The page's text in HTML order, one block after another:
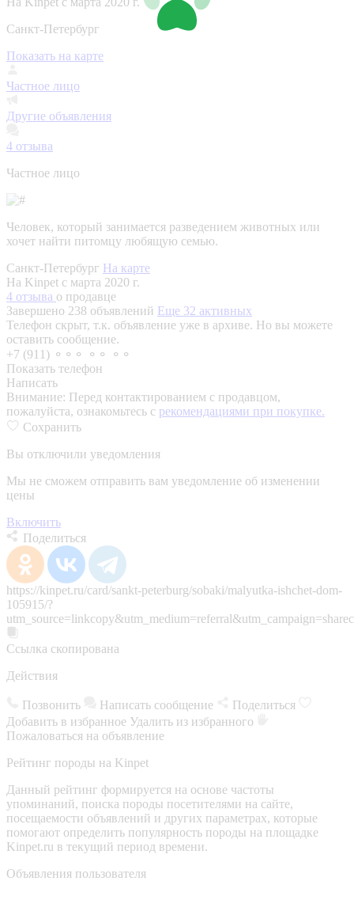
Санкт-Петербург
Показать на карте
Частное лицо
Другие объявления
4 отзыва
Частное лицо
Человек, который занимается разведением животных или
хочет найти питомцу любящую семью.
Санкт-Петербург На карте
На Kinpet c марта 2020 г.
4 отзыва о продавце
Завершено 238 объявлений Еще 32 активных
Телефон скрыт, т.к. объявление уже в архиве. Но вы можете
оставить сообщение.
+7 (911) ⚬⚬⚬ ⚬⚬ ⚬⚬
Показать телефон
Написать
Внимание: Перед контактированием с продавцом,
пожалуйста, ознакомьтесь с рекомендациями при покупке.
Сохранить
Вы отключили уведомления
Мы не сможем отправить вам уведомление об изменении
цены
Включить
Поделиться
https://kinpet.ru/card/sankt-peterburg/sobaki/malyutka-ishchet-dom-
105915/?
Ссылка скопирована
Действия
Позвонить Написать сообщение
Поделиться
Добавить в избранное Удалить из избранного
Пожаловаться на объявление
Рейтинг породы на Kinpet
Данный рейтинг формируется на основе частоты
упоминаний, поиска породы посетителями на сайте,
посещаемости объявлений и других параметрах, которые
помогают определить популярность породы на площадке
Kinpet.ru в текущий период времени.
Объявления пользователя